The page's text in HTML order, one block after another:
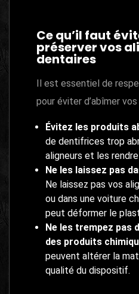
Ce qu’il faut
préserver vos
dentaires
Il est essentiel de
pour éviter d’abîmer vos
Évitez les produits
de dentifrices trop
aligneurs et les
Ne les laissez pas
Ne laissez pas vos
ou dans une voiture
peut déformer le
Ne les trempez pas
des produits
peuvent altérer la
qualité du dispositif.